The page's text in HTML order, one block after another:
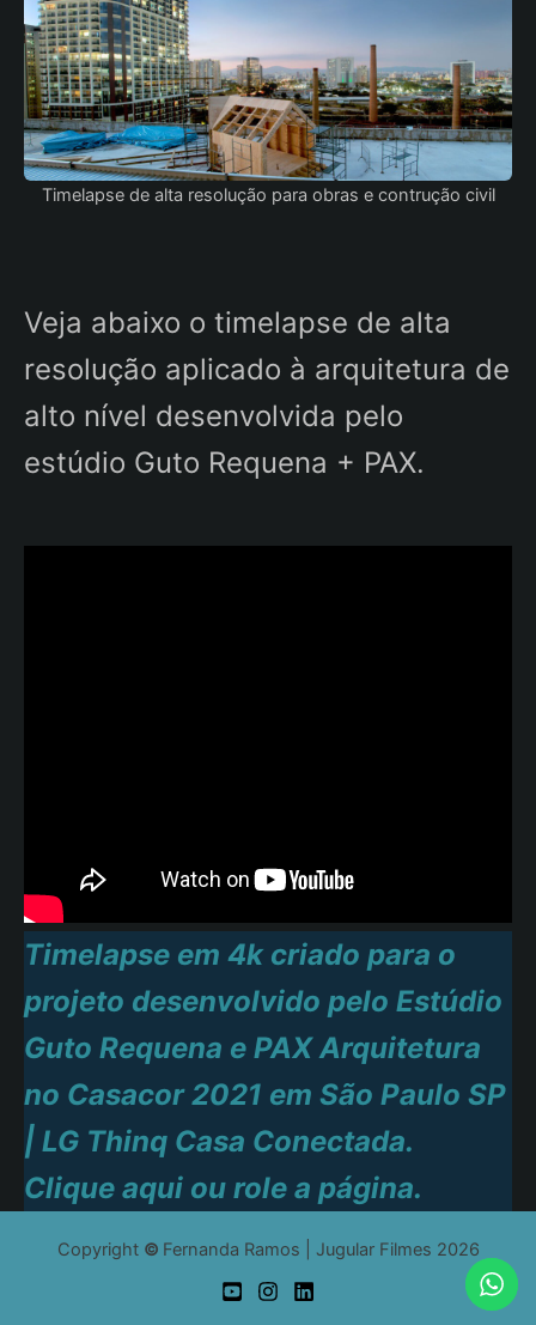
Timelapse de alta resolução para obras e contrução civil
Veja abaixo o timelapse de alta
resolução aplicado à arquitetura de
alto nível desenvolvida pelo
estúdio Guto Requena + PAX.
Timelapse em 4k criado para o
projeto desenvolvido pelo Estúdio
Guto Requena e PAX Arquitetura
no Casacor 2021 em São Paulo SP
| LG Thinq Casa Conectada.
Clique aqui ou role a página.
Copyright © Fernanda Ramos | Jugular Filmes 2026